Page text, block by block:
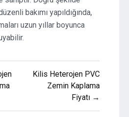
bakımı yapıldığında,
uzun yıllar boyunca
Kilis Heterojen PVC
Zemin Kaplama
Fiyatı →